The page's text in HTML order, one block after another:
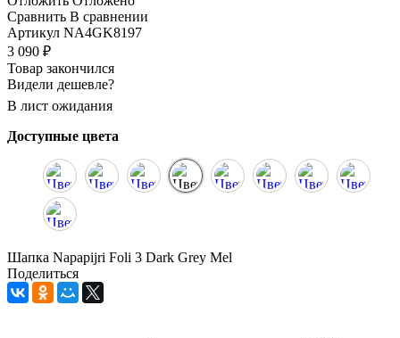
Сравнить В сравнении
Артикул NA4GK8197
3 090 ₽
Товар закончился
Видели дешевле?
В лист ожидания
Доступные цвета
Шапка Napapijri Foli 3 Dark Grey Mel
Поделиться